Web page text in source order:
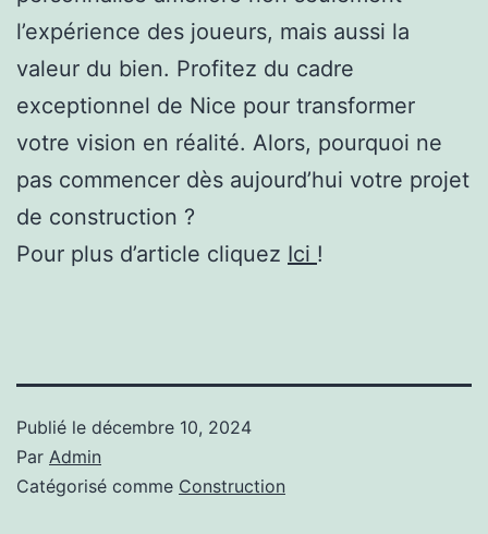
l’expérience des joueurs, mais aussi la
valeur du bien. Profitez du cadre
exceptionnel de Nice pour transformer
votre vision en réalité. Alors, pourquoi ne
pas commencer dès aujourd’hui votre projet
de construction ?
Pour plus d’article cliquez Ici !
Publié le décembre 10, 2024
Par Admin
Catégorisé comme Construction